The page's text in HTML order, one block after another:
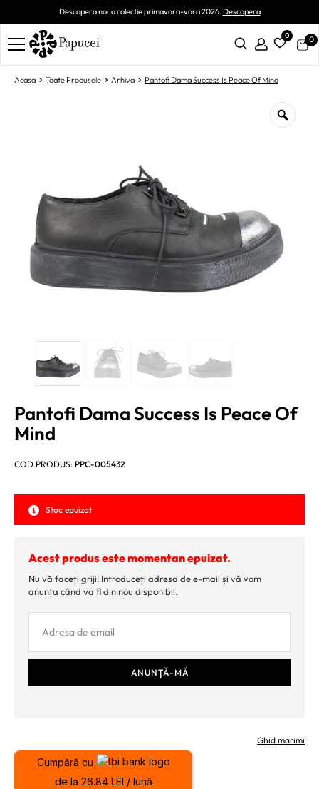
Descopera noua colectie primavara-vara 2026.Descopera
0 0
Acasa Toate Produsele Arhiva Pantofi Dama Success Is Peace Of Mind
Pantofi Dama Success Is Peace Of
Mind
COD PRODUS: PPC-005432
Stoc epuizat
Acest produs este momentan epuizat.
Nu vă faceți griji! Introduceți adresa de e-mail și vă vom
anunța când va fi din nou disponibil.
Ghid marimi
Cumpără cu
de la 26.84 LEI / lună